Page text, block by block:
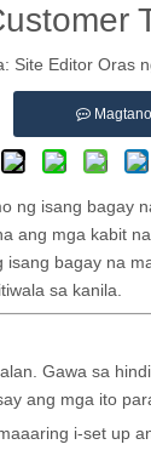
Editor Oras
ng isang bagay
ang mga kabit
bagay na
sa kanila.
Gawa sa
ang mga ito
i-set up